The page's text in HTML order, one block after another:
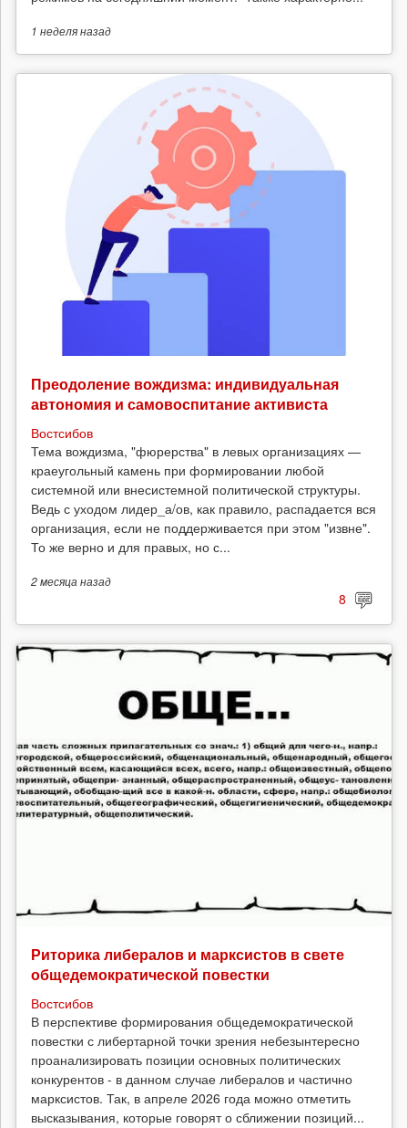
1 неделяназад
Преодоление вождизма: индивидуальная
автономия и самовоспитание активиста
Востсибов
Тема вождизма, "фюрерства" в левых организациях —
краеугольный камень при формировании любой
системной или внесистемной политической структуры.
Ведь с уходом лидер_а/ов, как правило, распадается вся
организация, если не поддерживается при этом "извне".
То же верно и для правых, но с...
2 месяца назад
8
Риторика либералов и марксистов в свете
общедемократической повестки
Востсибов
В перспективе формирования общедемократической
повестки с либертарной точки зрения небезынтересно
проанализировать позиции основных политических
конкурентов - в данном случае либералов и частично
марксистов. Так, в апреле 2026 года можно отметить
высказывания, которые говорят о сближении позиций...